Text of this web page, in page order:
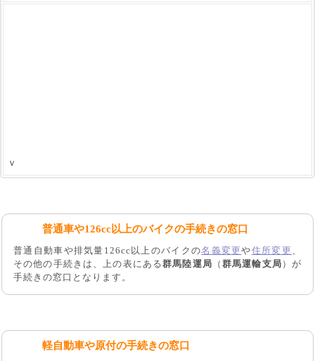
ｖ
普通車や126cc以上のバイクの手続きの窓口
普通自動車や排気量126cc以上のバイクの名義変更や住所変更 、
その他の手続きは、上の表にある群馬陸運局 （ 群馬運輸支局 ）が
手続きの窓口となります。
軽自動車や原付の手続きの窓口